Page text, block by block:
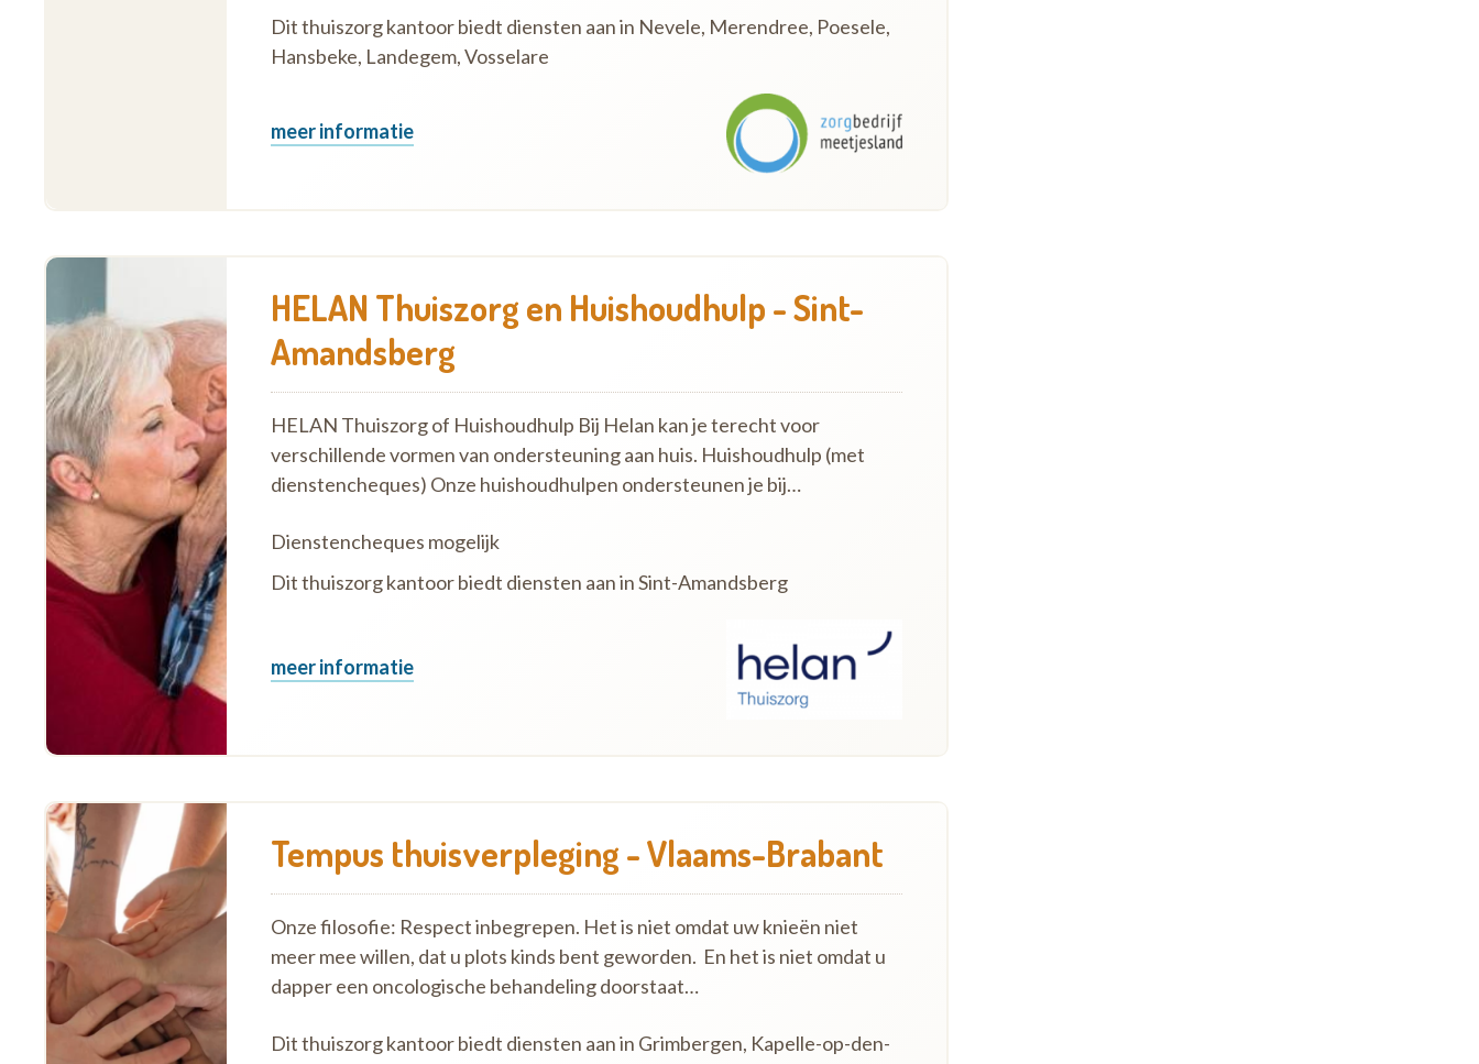
Dit thuiszorg kantoor biedt diensten aan in Nevele, Merendree, Poesele,
Hansbeke, Landegem, Vosselare
meer informatie
HELAN Thuiszorg en Huishoudhulp - Sint-
Amandsberg
HELAN Thuiszorg of Huishoudhulp Bij Helan kan je terecht voor
verschillende vormen van ondersteuning aan huis. Huishoudhulp (met
dienstencheques) Onze huishoudhulpen ondersteunen je bij…
Dienstencheques mogelijk
Dit thuiszorg kantoor biedt diensten aan in Sint-Amandsberg
meer informatie
Tempus thuisverpleging - Vlaams-Brabant
Onze filosofie: Respect inbegrepen. Het is niet omdat uw knieën niet
meer mee willen, dat u plots kinds bent geworden. En het is niet omdat u
dapper een oncologische behandeling doorstaat…
Dit thuiszorg kantoor biedt diensten aan in Grimbergen, Kapelle-op-den-